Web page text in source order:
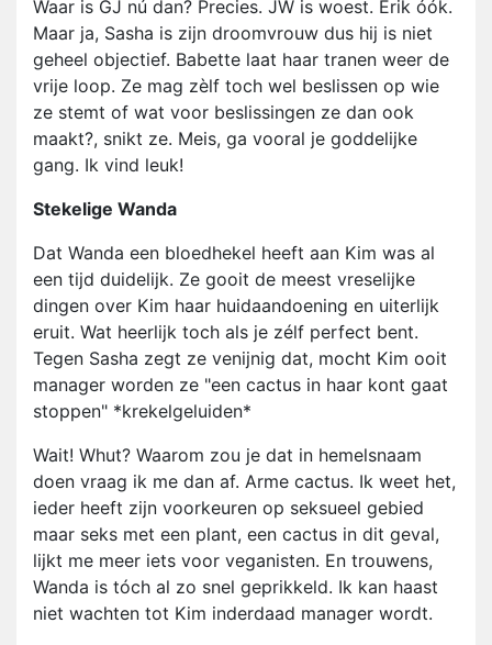
Waar is GJ nú dan? Precies. JW is woest. Erik óók.
Maar ja, Sasha is zijn droomvrouw dus hij is niet
geheel objectief. Babette laat haar tranen weer de
vrije loop. Ze mag zèlf toch wel beslissen op wie
ze stemt of wat voor beslissingen ze dan ook
maakt?, snikt ze. Meis, ga vooral je goddelijke
gang. Ik vind leuk!
Stekelige Wanda
Dat Wanda een bloedhekel heeft aan Kim was al
een tijd duidelijk. Ze gooit de meest vreselijke
dingen over Kim haar huidaandoening en uiterlijk
eruit. Wat heerlijk toch als je zélf perfect bent.
Tegen Sasha zegt ze venijnig dat, mocht Kim ooit
manager worden ze "een cactus in haar kont gaat
stoppen" *krekelgeluiden*
Wait! Whut? Waarom zou je dat in hemelsnaam
doen vraag ik me dan af. Arme cactus. Ik weet het,
ieder heeft zijn voorkeuren op seksueel gebied
maar seks met een plant, een cactus in dit geval,
lijkt me meer iets voor veganisten. En trouwens,
Wanda is tóch al zo snel geprikkeld. Ik kan haast
niet wachten tot Kim inderdaad manager wordt.